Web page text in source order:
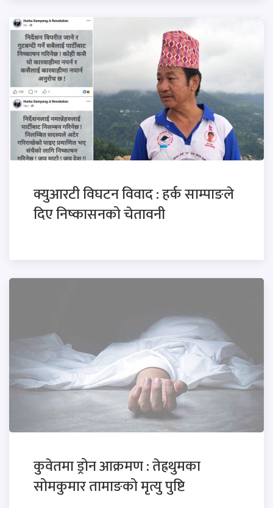
क्युआरटी विघटन विवाद : हर्क साम्पाङले
दिए निष्कासनको चेतावनी
कुवेतमा ड्रोन आक्रमण : तेह्रथुमका
सोमकुमार तामाङको मृत्यु पुष्टि